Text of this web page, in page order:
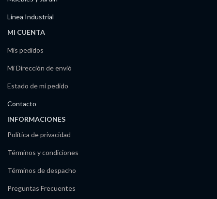
Línea Industrial
MI CUENTA
Mis pedidos
Mi Dirección de envió
Estado de mi pedido
Contacto
INFORMACIONES
Política de privacidad
Términos y condiciones
Términos de despacho
Preguntas Frecuentes